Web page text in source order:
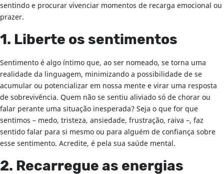
sentindo e procurar vivenciar momentos de recarga emocional ou
prazer.
1. Liberte os sentimentos
Sentimento é algo íntimo que, ao ser nomeado, se torna uma
realidade da linguagem, minimizando a possibilidade de se
acumular ou potencializar em nossa mente e virar uma resposta
de sobrevivência. Quem não se sentiu aliviado só de chorar ou
falar perante uma situação inesperada? Seja o que for que
sentimos – medo, tristeza, ansiedade, frustração, raiva –, faz
sentido falar para si mesmo ou para alguém de confiança sobre
esse sentimento. Acredite, é pela sua saúde mental.
2. Recarregue as energias